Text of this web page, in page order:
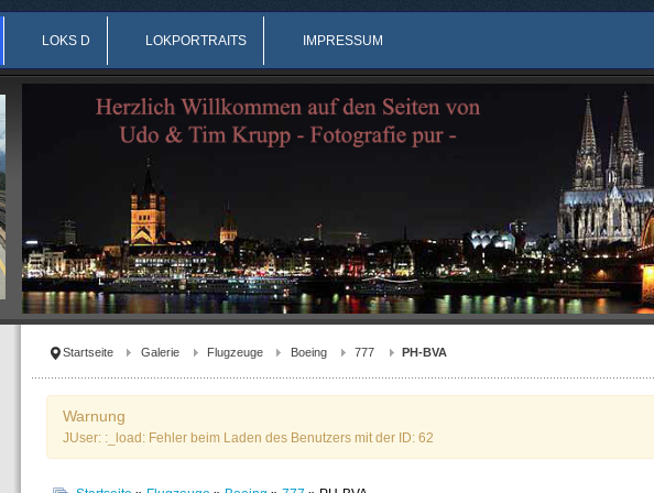
LOKS D LOKPORTRAITS IMPRESSUM
Startseite Galerie Flugzeuge Boeing 777 PH-BVA
Warnung
JUser: :_load: Fehler beim Laden des Benutzers mit der ID: 62